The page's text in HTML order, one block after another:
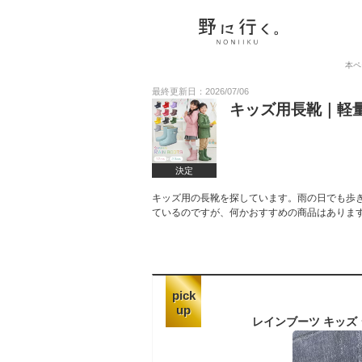
本
最終更新日：2026/07/06
決定
キッズ用長靴｜軽
キッズ用の長靴を探しています。雨の日でも
ているのですが、何かおすすめの商品はありま
pick
up